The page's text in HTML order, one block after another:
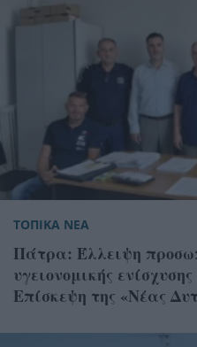
ΤΟΠΙΚΑ ΝΕΑ
Πάτρα: Έλλειψη
υγειονομικής
Επίσκεψη της «Νέας